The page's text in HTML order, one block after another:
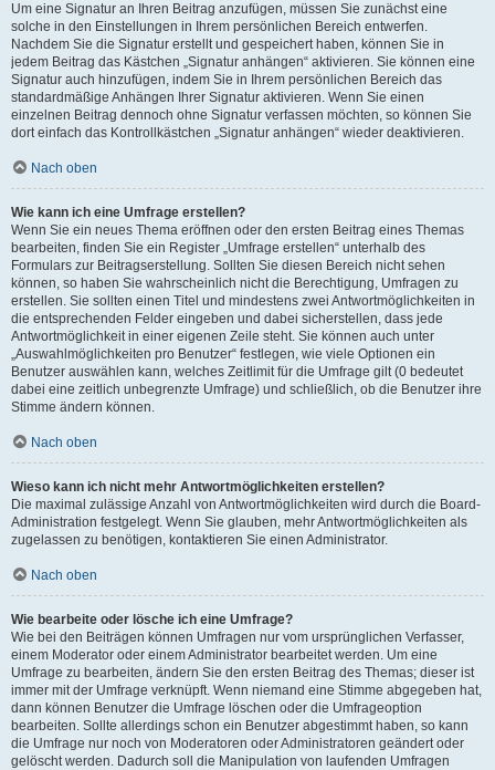
Um eine Signatur an Ihren Beitrag anzufügen, müssen Sie zunächst eine
solche in den Einstellungen in Ihrem persönlichen Bereich entwerfen.
Nachdem Sie die Signatur erstellt und gespeichert haben, können Sie in
jedem Beitrag das Kästchen „Signatur anhängen“ aktivieren. Sie können eine
Signatur auch hinzufügen, indem Sie in Ihrem persönlichen Bereich das
standardmäßige Anhängen Ihrer Signatur aktivieren. Wenn Sie einen
einzelnen Beitrag dennoch ohne Signatur verfassen möchten, so können Sie
dort einfach das Kontrollkästchen „Signatur anhängen“ wieder deaktivieren.
Nach oben
Wie kann ich eine Umfrage erstellen?
Wenn Sie ein neues Thema eröffnen oder den ersten Beitrag eines Themas
bearbeiten, finden Sie ein Register „Umfrage erstellen“ unterhalb des
Formulars zur Beitragserstellung. Sollten Sie diesen Bereich nicht sehen
können, so haben Sie wahrscheinlich nicht die Berechtigung, Umfragen zu
erstellen. Sie sollten einen Titel und mindestens zwei Antwortmöglichkeiten in
die entsprechenden Felder eingeben und dabei sicherstellen, dass jede
Antwortmöglichkeit in einer eigenen Zeile steht. Sie können auch unter
„Auswahlmöglichkeiten pro Benutzer“ festlegen, wie viele Optionen ein
Benutzer auswählen kann, welches Zeitlimit für die Umfrage gilt (0 bedeutet
dabei eine zeitlich unbegrenzte Umfrage) und schließlich, ob die Benutzer ihre
Stimme ändern können.
Nach oben
Wieso kann ich nicht mehr Antwortmöglichkeiten erstellen?
Die maximal zulässige Anzahl von Antwortmöglichkeiten wird durch die Board-
Administration festgelegt. Wenn Sie glauben, mehr Antwortmöglichkeiten als
zugelassen zu benötigen, kontaktieren Sie einen Administrator.
Nach oben
Wie bearbeite oder lösche ich eine Umfrage?
Wie bei den Beiträgen können Umfragen nur vom ursprünglichen Verfasser,
einem Moderator oder einem Administrator bearbeitet werden. Um eine
Umfrage zu bearbeiten, ändern Sie den ersten Beitrag des Themas; dieser ist
immer mit der Umfrage verknüpft. Wenn niemand eine Stimme abgegeben hat,
dann können Benutzer die Umfrage löschen oder die Umfrageoption
bearbeiten. Sollte allerdings schon ein Benutzer abgestimmt haben, so kann
die Umfrage nur noch von Moderatoren oder Administratoren geändert oder
gelöscht werden. Dadurch soll die Manipulation von laufenden Umfragen